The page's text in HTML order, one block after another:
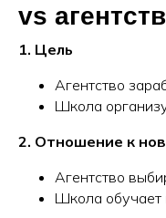
vs
1. Цель
Агентство
Школа
2. Отношение к
Агентство
Школа обучает